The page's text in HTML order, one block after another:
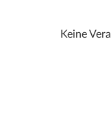
Keine